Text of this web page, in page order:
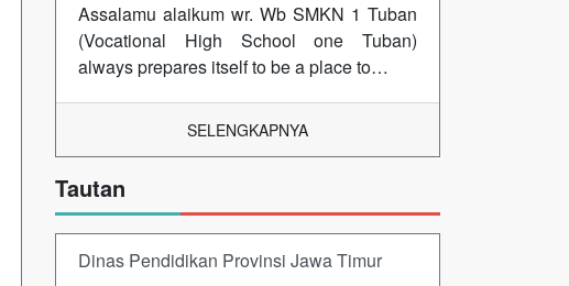
Assalamu alaikum wr. Wb SMKN 1 Tuban
(Vocational High School one Tuban)
always prepares itself to be a place to…
SELENGKAPNYA
Tautan
Dinas Pendidikan Provinsi Jawa Timur